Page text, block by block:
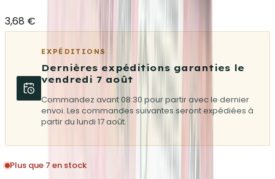
3,68 €
EXPÉDITIONS
Dernières expéditions garanties le
vendredi 7 août
Commandez avant 08:30 pour partir avec le dernier
envoi. Les commandes suivantes seront expédiées à
partir du lundi 17 août.
Plus que 7 en stock